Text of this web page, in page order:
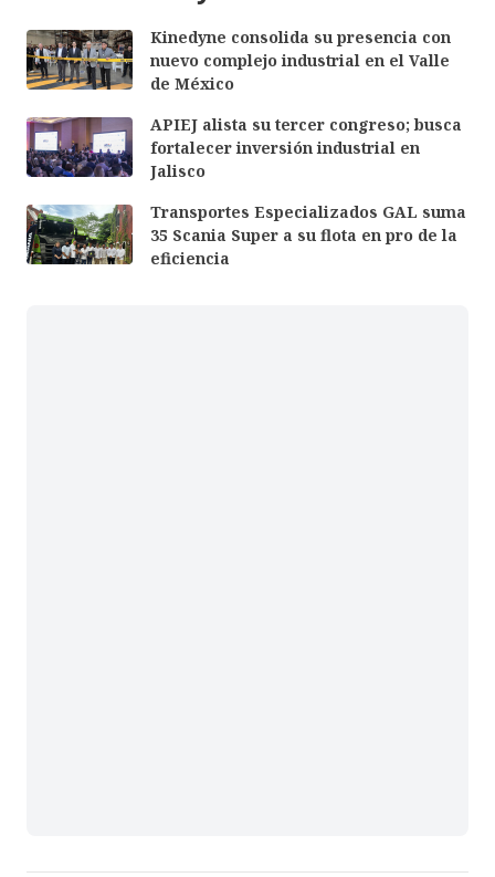
Kinedyne consolida su presencia con
nuevo complejo industrial en el Valle
de México
APIEJ alista su tercer congreso; busca
fortalecer inversión industrial en
Jalisco
Transportes Especializados GAL suma
35 Scania Super a su flota en pro de la
eficiencia